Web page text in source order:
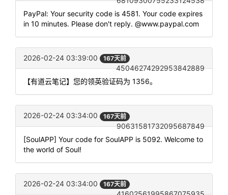
PayPal: Your security code is 4581. Your code expires
in 10 minutes. Please don't reply. @www.paypal.com
2026-02-24 03:39:00 167天前
45046274292953842889
【有道云笔记】您的领英验证码为 1356。
2026-02-24 03:34:00 167天前
90631581732095687849
[SoulAPP] Your code for SoulAPP is 5092. Welcome to
the world of Soul!
2026-02-24 03:34:00 167天前